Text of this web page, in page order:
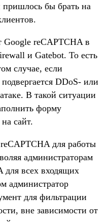
бы брать на
Google reCAPTCHA в
и Gatebot. То есть
случае, если
DDoS- или
В такой ситуации
форму
сайт.
для работы
администраторам
для всех входящих
администратор
для фильтрации
вне зависимости от